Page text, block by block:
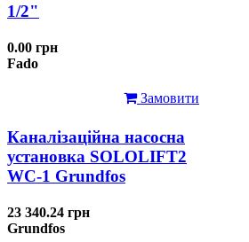
1/2"
0.00 грн
Fado
Замовити
Каналізаційна насосна
установка SOLOLIFT2
WC-1 Grundfos
23 340.24 грн
Grundfos